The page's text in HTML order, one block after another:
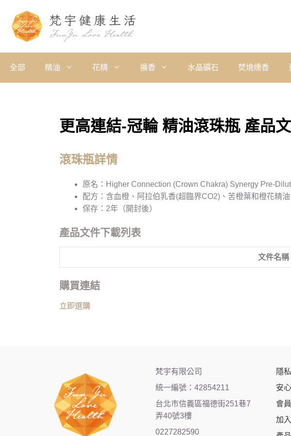
全部 精油 花精 擴香 水晶礦石 焚燒燻香
更高連結-冠輪 精油滾珠瓶 產品
滾珠瓶詳情
原名：Higher Connection (Crown Chakra) Synergy Pre-
配方：含血橙、阿拉伯乳香(超臨界CO2)、苦橙葉和橙花精
保存：2年（開封後）
產品文件下載列表
文件名稱
購買連結
立即選購
梵宇有限公司
統一編號：42854211
台北市信義區福德街251巷7
弄40號3樓
0227282590
隱
安
會
加